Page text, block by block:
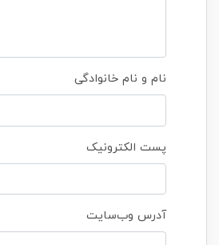
نام و نام خانوادگی
پست الکترونیک
آدرس وب‌سایت